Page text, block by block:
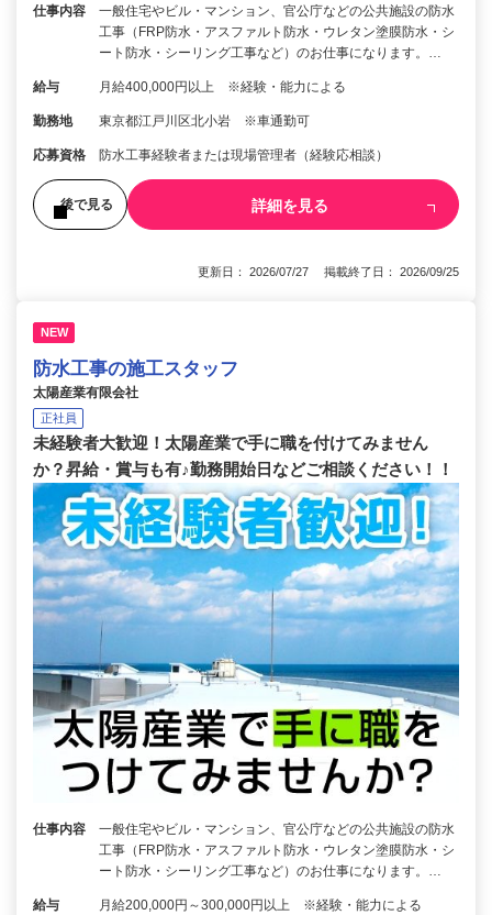
仕事内容
一般住宅やビル・マンション、官公庁などの公共施設の防水
工事（FRP防水・アスファルト防水・ウレタン塗膜防水・シ
ート防水・シーリング工事など）のお仕事になります。…
給与 月給400,000円以上 ※経験・能力による
勤務地 東京都江戸川区北小岩 ※車通勤可
応募資格 防水工事経験者または現場管理者（経験応相談）
後で見る 詳細を見る
更新日： 2026/07/27 掲載終了日： 2026/09/25
NEW
防水工事の施工スタッフ
太陽産業有限会社
正社員
未経験者大歓迎！太陽産業で手に職を付けてみません
か？昇給・賞与も有♪勤務開始日などご相談ください！！
仕事内容
一般住宅やビル・マンション、官公庁などの公共施設の防水
工事（FRP防水・アスファルト防水・ウレタン塗膜防水・シ
ート防水・シーリング工事など）のお仕事になります。…
給与 月給200,000円～300,000円以上 ※経験・能力による